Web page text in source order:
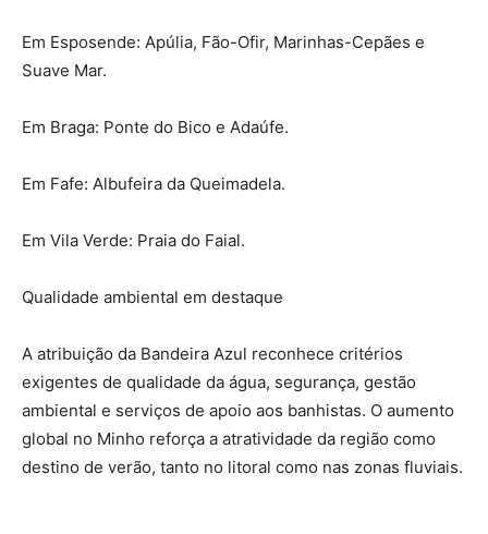
Em Esposende: Apúlia, Fão-Ofir, Marinhas-Cepães e
Suave Mar.
Em Braga: Ponte do Bico e Adaúfe.
Em Fafe: Albufeira da Queimadela.
Em Vila Verde: Praia do Faial.
Qualidade ambiental em destaque
A atribuição da Bandeira Azul reconhece critérios
exigentes de qualidade da água, segurança, gestão
ambiental e serviços de apoio aos banhistas. O aumento
global no Minho reforça a atratividade da região como
destino de verão, tanto no litoral como nas zonas fluviais.